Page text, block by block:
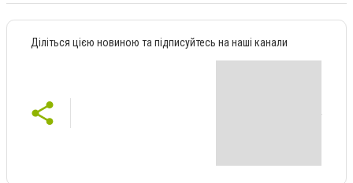
Діліться цією новиною та підписуйтесь на наші канали